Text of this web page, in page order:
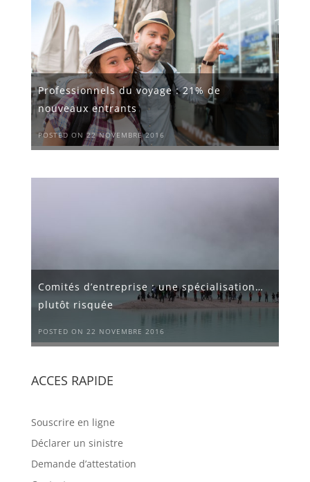
Professionnels du voyage : 21% de
nouveaux entrants
POSTED ON 22 NOVEMBRE 2016
Comités d’entreprise : une spécialisation…
plutôt risquée
POSTED ON 22 NOVEMBRE 2016
ACCES RAPIDE
Souscrire en ligne
Déclarer un sinistre
Demande d’attestation